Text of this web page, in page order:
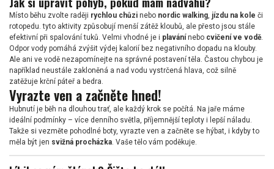
Místo běhu zvolte raději rychlou chůzi nebo nordic walking, jízdu na kole či
rotopedu. tyto aktivity způsobují menší zátěž kloubů, ale přesto jsou stále
efektivní při spalování tuků. Velmi vhodné je i plavání nebo cvičení ve vodě.
Odpor vody pomáhá zvýšit výdej kalorií bez negativního dopadu na klouby.
Ale ani ve vodě nezapomínejte na správné postavení těla. Častou chybou je
například neustále zakloněná a nad vodu vystrčená hlava, což silně
zatěžuje krční páteř a bedra.
Vyrazte ven a začněte hned!
Hubnutí je běh na dlouhou trať, ale každý krok se počítá. Na jaře máme
ideální podmínky – více denního světla, příjemnější teploty i lepší náladu.
Takže si vezměte pohodlné boty, vyrazte ven a začněte se hýbat, i kdyby to
měla být jen svižná procházka. Vaše tělo vám poděkuje.